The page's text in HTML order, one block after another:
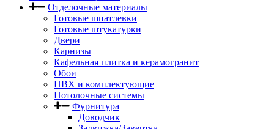
Отделочные материалы
Готовые шпатлевки
Готовые штукатурки
Двери
Карнизы
Кафельная плитка и керамогранит
Обои
ПВХ и комплектующие
Потолочные системы
Фурнитура
Доводчик